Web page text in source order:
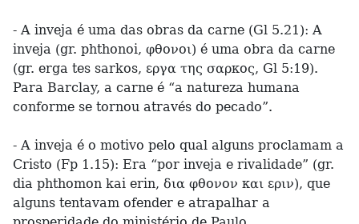
- A inveja é uma das obras da carne (Gl 5.21): A
inveja (gr. phthonoi, φθονοι) é uma obra da carne
(gr. erga tes sarkos, εργα της σαρκος, Gl 5:19).
Para Barclay, a carne é “a natureza humana
conforme se tornou através do pecado”.
- A inveja é o motivo pelo qual alguns proclamam a
Cristo (Fp 1.15): Era “por inveja e rivalidade” (gr.
dia phthomon kai erin, δια φθονον και εριν), que
alguns tentavam ofender e atrapalhar a